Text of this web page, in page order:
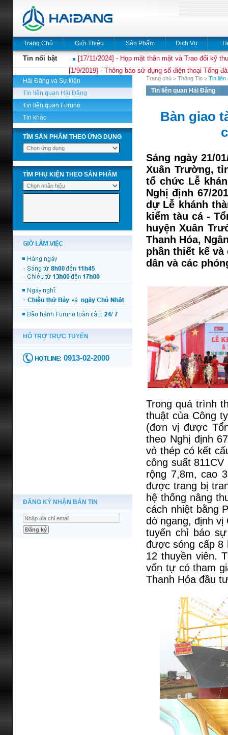
Trang Chủ Giới Thiệu Sản Phẩm Dịch Vụ
Tin nổi bật
[17/11/2024] - Họp mặt thân mật và Trao đổi kỹ
[1/9/2019] - Thông báo sử dụng số điện thoại Tổng
Hải Đăng và Sự kiện
Tin liên quan Hải Đăng
Tin liên quan Furuno
Tin khác
TÌM SẢN PHẨM THEO ỨNG DỤNG
TÌM PHỤ KIỆN THEO SẢN PHẨM
ĐĂNG KÝ NHẬN BẢN TIN
Trang chủ > Thông Tin > Tin liên
Tin liên quan Hải Đăng
Bàn giao
Sáng ngày 21/
Xuân Trường,
tổ chức Lễ
Nghị định 67/
dự Lễ khánh
kiểm tàu cá -
huyện Xuân
Thanh Hóa,
phần thiết kế
dân và các
Trong quá trình
thuật của Công
(đơn vị được
theo Nghị định
vỏ thép có kết
công suất
rộng 7,8m, cao
được trang bị
hệ thống nâng
cách nhiệt bằng
dò ngang, định vị
tuyến chỉ báo
được sóng cấp 8
12 thuyền viên.
vốn tự có tham
Thanh Hóa đầu